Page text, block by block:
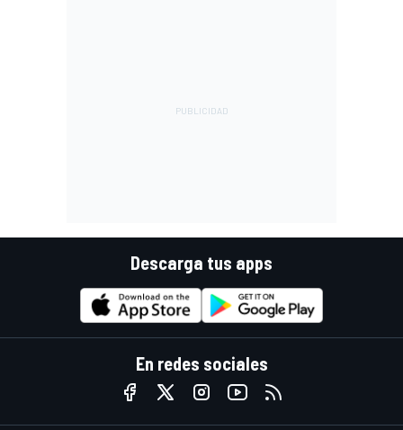
Descarga tus apps
En redes sociales